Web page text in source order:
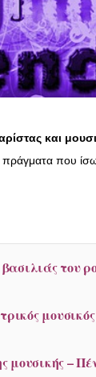
και
που
του
μουσικός
μουσικής –